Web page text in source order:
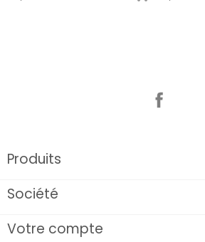
Produits
Société
Votre compte